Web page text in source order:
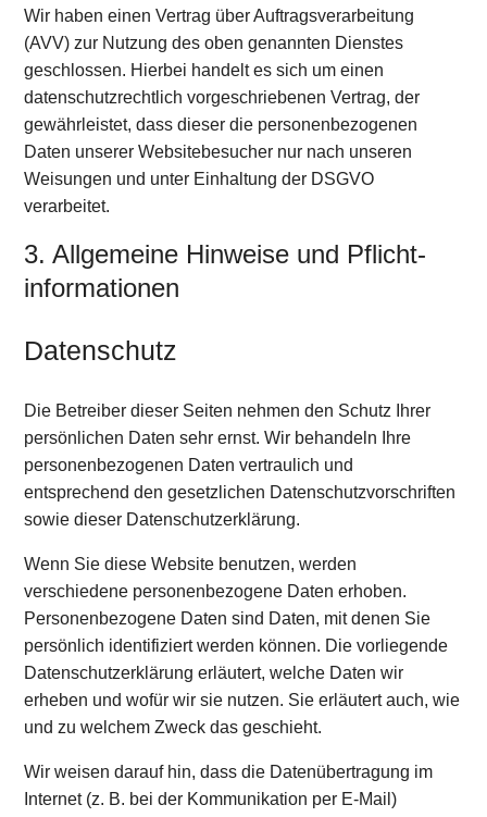
Wir haben einen Vertrag über Auftragsverarbeitung
(AVV) zur Nutzung des oben genannten Dienstes
geschlossen. Hierbei handelt es sich um einen
datenschutzrechtlich vorgeschriebenen Vertrag, der
gewährleistet, dass dieser die personenbezogenen
Daten unserer Websitebesucher nur nach unseren
Weisungen und unter Einhaltung der DSGVO
verarbeitet.
3. Allgemeine Hinweise und Pflicht­
informationen
Datenschutz
Die Betreiber dieser Seiten nehmen den Schutz Ihrer
persönlichen Daten sehr ernst. Wir behandeln Ihre
personenbezogenen Daten vertraulich und
entsprechend den gesetzlichen Datenschutzvorschriften
sowie dieser Datenschutzerklärung.
Wenn Sie diese Website benutzen, werden
verschiedene personenbezogene Daten erhoben.
Personenbezogene Daten sind Daten, mit denen Sie
persönlich identifiziert werden können. Die vorliegende
Datenschutzerklärung erläutert, welche Daten wir
erheben und wofür wir sie nutzen. Sie erläutert auch, wie
und zu welchem Zweck das geschieht.
Wir weisen darauf hin, dass die Datenübertragung im
Internet (z. B. bei der Kommunikation per E-Mail)